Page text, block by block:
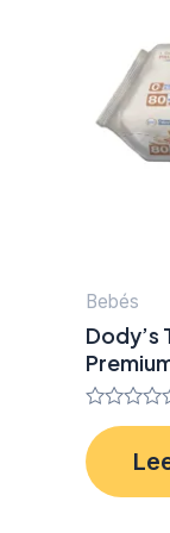
Bebés
Dody’s
Valorado
en
0
de